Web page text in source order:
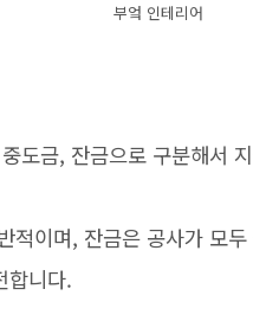
부엌 인테리어
도금, 잔금으로 구분해서
적이며, 잔금은 공사가 모
합니다.